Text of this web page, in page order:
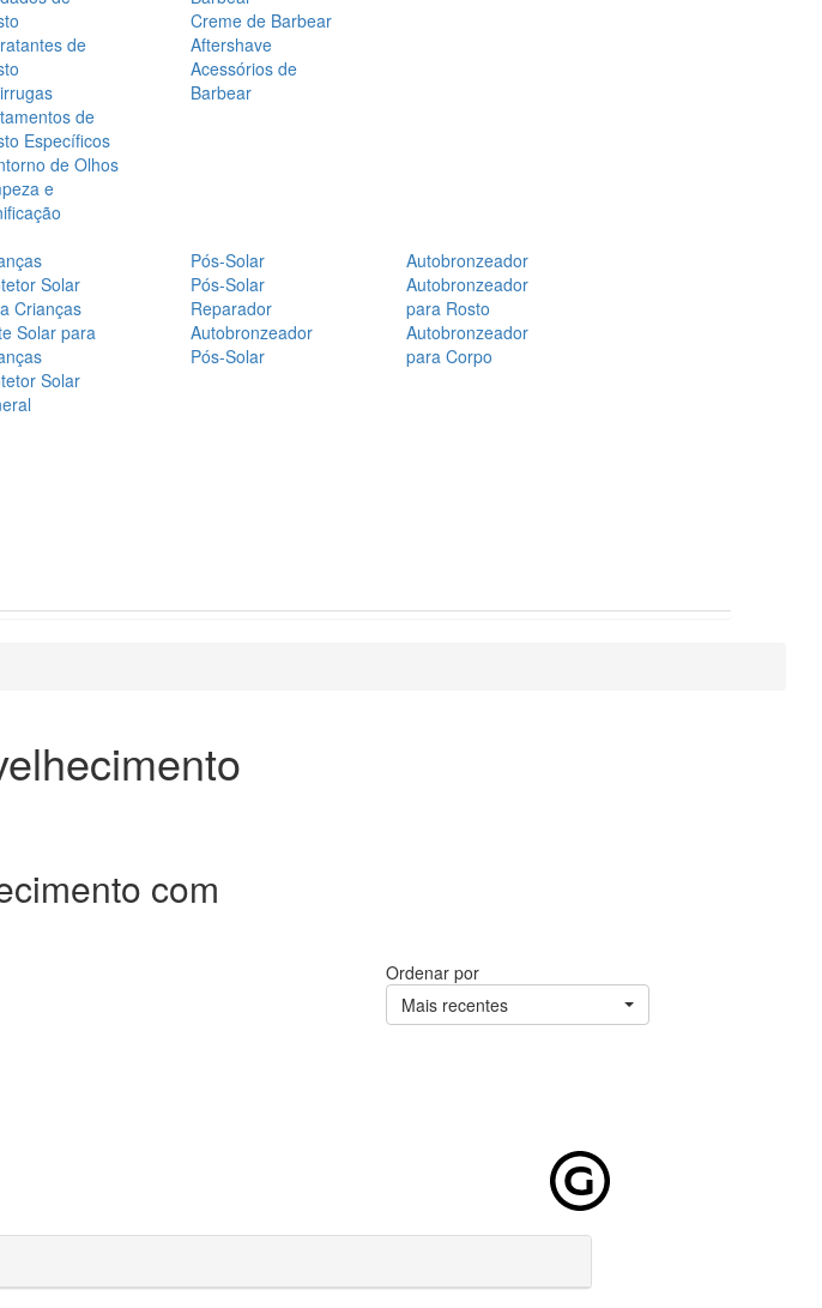
de
de
Específicos
de Olhos
e
Creme de Barbear
Aftershave
Acessórios de
Barbear
Solar
Crianças
Solar para
Solar
Pós-Solar
Pós-Solar
Reparador
Autobronzeador
Pós-Solar
Autobronzeador
Autobronzeador
para Rosto
Autobronzeador
para Corpo
com
Ordenar por
Mais recentes